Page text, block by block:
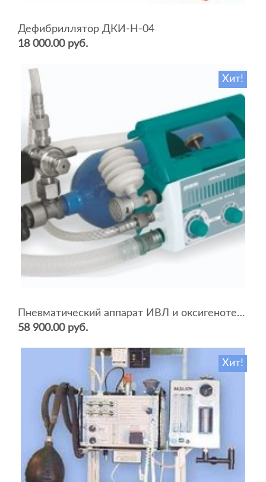
Дефибриллятор ДКИ-Н-04
18 000.00 руб.
Хит!
Пневматический аппарат ИВЛ и оксигенотерапии портативный АИВЛп-2/20-«ТМТ»
58 900.00 руб.
Хит!